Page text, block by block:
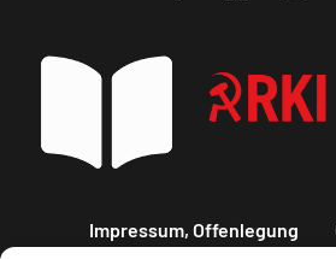
Impressum, Offenlegung